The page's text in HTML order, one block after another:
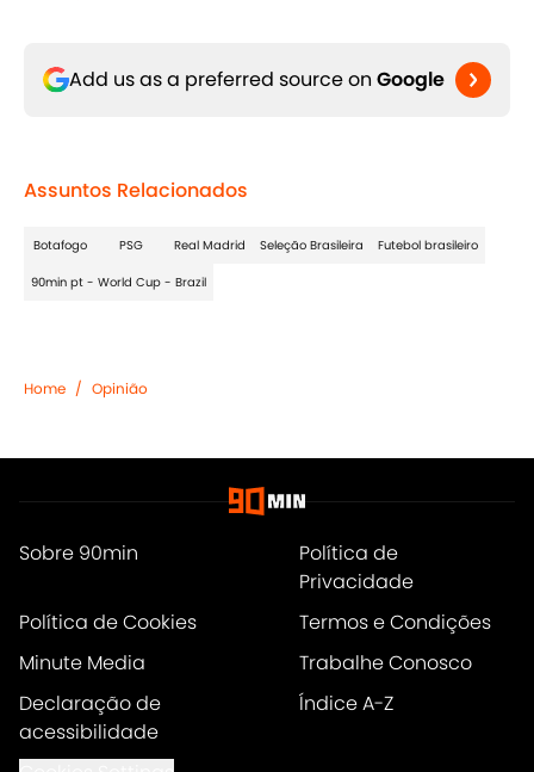
Add us as a preferred source on Google
Assuntos Relacionados
Botafogo PSG Real Madrid Seleção Brasileira Futebol brasileiro
90min pt - World Cup - Brazil
Home / Opinião
Sobre 90min
Política de
Privacidade
Política de Cookies
Termos e Condições
Minute Media
Trabalhe Conosco
Declaração de
acessibilidade
Índice A-Z